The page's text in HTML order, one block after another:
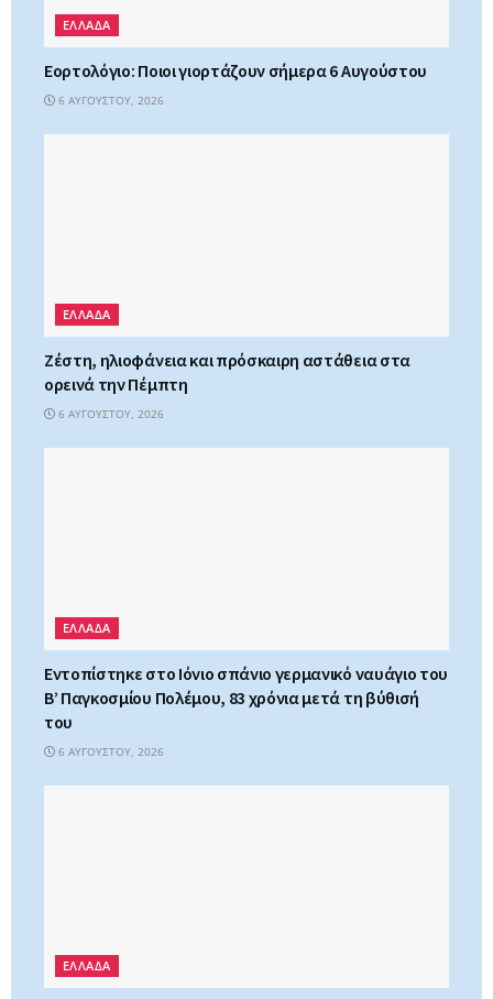
ΕΛΛΑΔΑ
Εορτολόγιο: Ποιοι γιορτάζουν σήμερα 6 Αυγούστου
6 ΑΥΓΟΎΣΤΟΥ, 2026
ΕΛΛΑΔΑ
Ζέστη, ηλιοφάνεια και πρόσκαιρη αστάθεια στα
ορεινά την Πέμπτη
6 ΑΥΓΟΎΣΤΟΥ, 2026
ΕΛΛΑΔΑ
Εντοπίστηκε στο Ιόνιο σπάνιο γερμανικό ναυάγιο του
Β’ Παγκοσμίου Πολέμου, 83 χρόνια μετά τη βύθισή
του
6 ΑΥΓΟΎΣΤΟΥ, 2026
ΕΛΛΑΔΑ